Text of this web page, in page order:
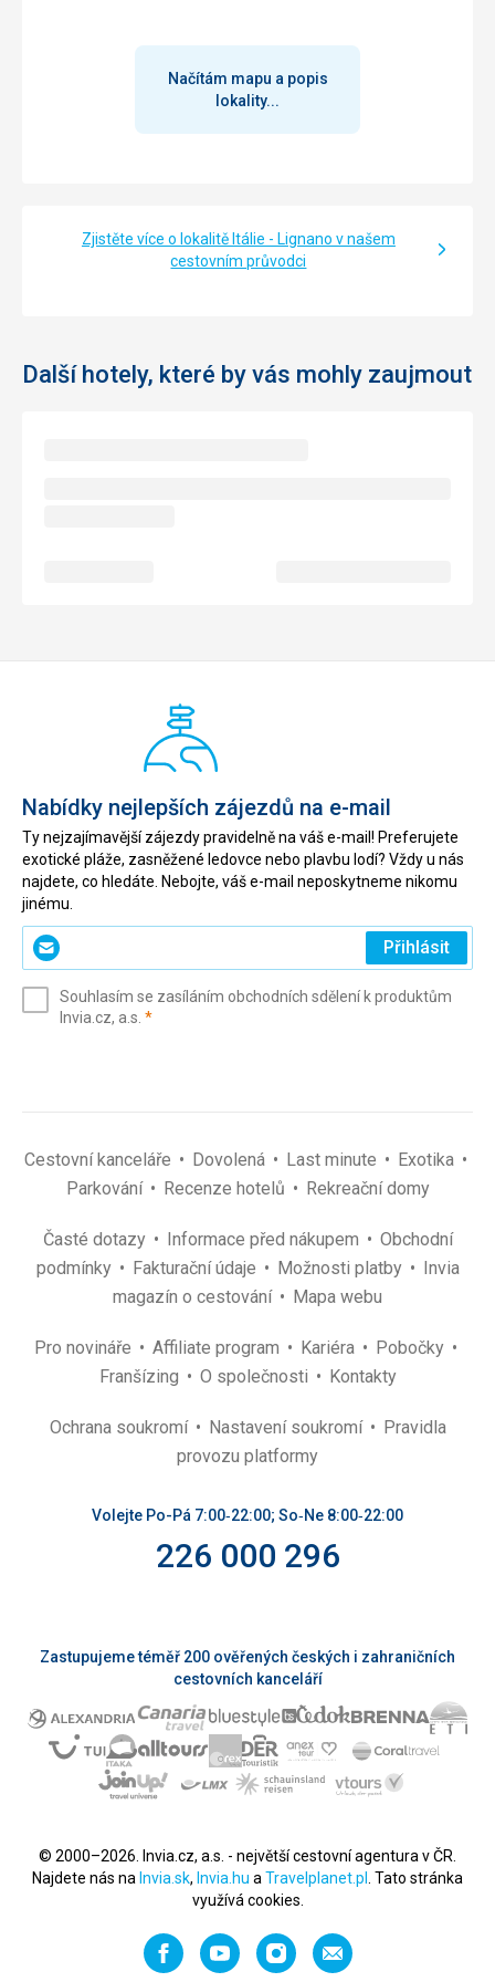
Načítám mapu a popis
lokality...
Zjistěte více o lokalitě Itálie - Lignano v našem
cestovním průvodci
Další hotely, které by vás mohly zaujmout
Nabídky nejlepších zájezdů na e-mail
Ty nejzajímavější zájezdy pravidelně na váš e-mail! Preferujete
exotické pláže, zasněžené ledovce nebo plavbu lodí? Vždy u nás
najdete, co hledáte. Nebojte, váš e-mail neposkytneme nikomu
jinému.
Zadejte
svůj
(povinné)
Přihlásit
Souhlasím se zasíláním obchodních sdělení k produktům
Invia.cz, a.s. *(povinné)
Cestovní kanceláře Dovolená Last minute
Exotika
Parkování
Recenze hotelů Rekreační domy
Časté dotazy Informace před nákupem
Obchodní
podmínky
Fakturační údaje Možnosti platby
Invia
magazín o cestování
Mapa webu
Pro novináře Affiliate program Kariéra
Pobočky
Franšízing
O společnosti Kontakty
Ochrana soukromí Nastavení soukromí
Pravidla
provozu platformy
Volejte Po-Pá 7:00‑22:00; So‑Ne 8:00‑22:00
226 000 296
Zastupujeme téměř 200 ověřených českých i zahraničních
cestovních kanceláří
© 2000–2026. Invia.cz, a.s. - největší cestovní agentura v ČR.
Najdete nás na Invia.sk, Invia.hu a Travelplanet.pl
. Tato stránka
využívá cookies.
FacebookYouTubeInstagramNapište